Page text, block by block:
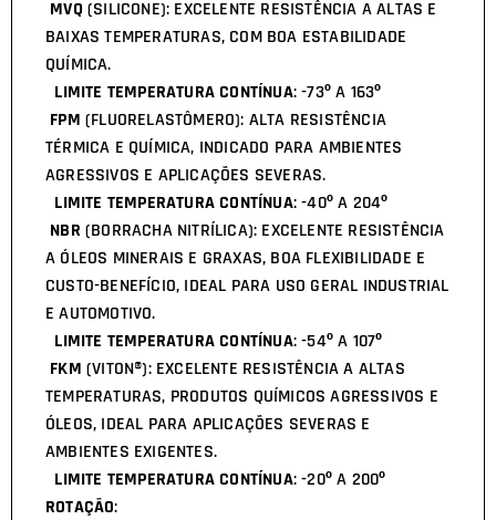
MVQ (SILICONE): EXCELENTE RESISTÊNCIA A ALTAS E
BAIXAS TEMPERATURAS, COM BOA ESTABILIDADE
QUÍMICA.
LIMITE TEMPERATURA CONTÍNUA: -73º A 163º
FPM (FLUORELASTÔMERO): ALTA RESISTÊNCIA
TÉRMICA E QUÍMICA, INDICADO PARA AMBIENTES
AGRESSIVOS E APLICAÇÕES SEVERAS.
LIMITE TEMPERATURA CONTÍNUA: -40º A 204º
NBR (BORRACHA NITRÍLICA): EXCELENTE RESISTÊNCIA
A ÓLEOS MINERAIS E GRAXAS, BOA FLEXIBILIDADE E
CUSTO-BENEFÍCIO, IDEAL PARA USO GERAL INDUSTRIAL
E AUTOMOTIVO.
LIMITE TEMPERATURA CONTÍNUA: -54º A 107º
FKM (VITON®): EXCELENTE RESISTÊNCIA A ALTAS
TEMPERATURAS, PRODUTOS QUÍMICOS AGRESSIVOS E
ÓLEOS, IDEAL PARA APLICAÇÕES SEVERAS E
AMBIENTES EXIGENTES.
LIMITE TEMPERATURA CONTÍNUA: -20º A 200º
ROTAÇÃO: